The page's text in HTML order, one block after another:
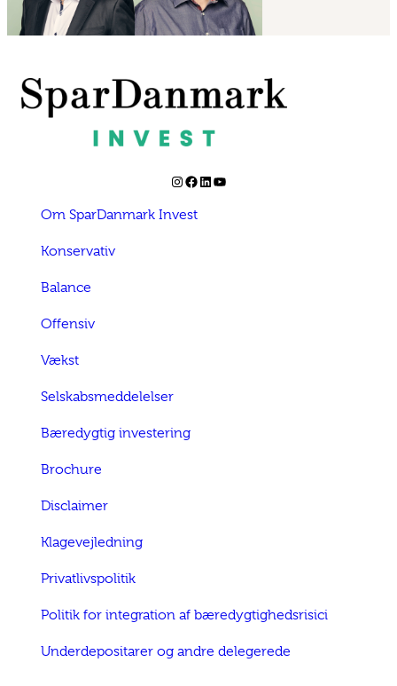
InstagramFacebook LinkedIn YouTube
Om SparDanmark Invest
Konservativ
Balance
Offensiv
Vækst
Selskabsmeddelelser
Bæredygtig investering
Brochure
Disclaimer
Klagevejledning
Privatlivspolitik
Politik for integration af bæredygtighedsrisici
Underdepositarer og andre delegerede